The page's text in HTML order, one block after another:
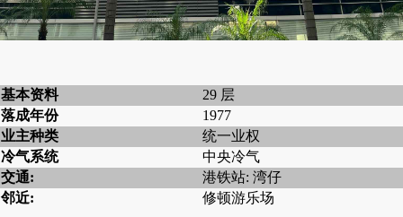
基本资料
29 层
落成年份
1977
业主种类
统一业权
冷气系统
中央冷气
交通:
港铁站: 湾仔
邻近:
修顿游乐场